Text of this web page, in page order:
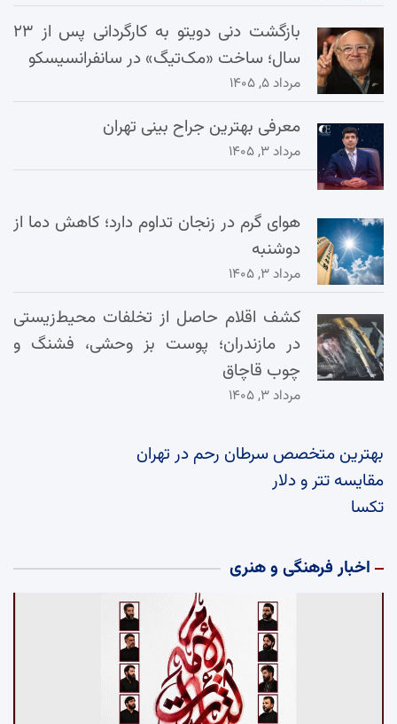
بازگشت دنی دویتو به کارگردانی پس از ۲۳
سال؛ ساخت «مک‌تیگ» در سانفرانسیسکو
مرداد ۵, ۱۴۰۵
معرفی بهترین جراح بینی تهران
مرداد ۳, ۱۴۰۵
هوای گرم در زنجان تداوم دارد؛ کاهش دما از
دوشنبه
مرداد ۳, ۱۴۰۵
کشف اقلام حاصل از تخلفات محیط‌زیستی
در مازندران؛ پوست بز وحشی، فشنگ و
چوب قاچاق
مرداد ۳, ۱۴۰۵
بهترین متخصص سرطان رحم در تهران
مقایسه تتر و دلار
تکسا
اخبار فرهنگی و هنری